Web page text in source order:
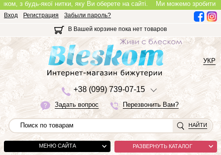
з будь-якої нитки, яку Ви оберете на сайті.Ми можемо зробити
Вход Регистрация
Забыли пароль?
В Вашей корзине пока нет товаров
+38 (099) 739-07-15
Задать вопрос Перезвонить Вам?
УКР
НАЙТИ
МЕНЮ САЙТА РАЗВЕРНУТЬ КАТАЛОГ